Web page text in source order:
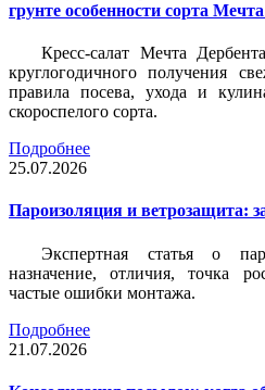
грунте особенности сорта
Кресс-салат Мечта
круглогодичного получения
правила посева, ухода и
скороспелого сорта.
Подробнее
25.07.2026
Пароизоляция и ветрозащита:
Экспертная статья о
назначение, отличия, точка
частые ошибки монтажа.
Подробнее
21.07.2026